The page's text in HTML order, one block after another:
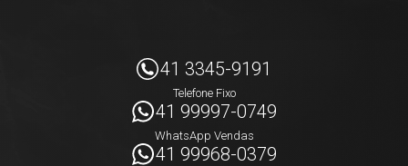
41 3345-9191
Telefone Fixo
41 99997-0749
WhatsApp Vendas
41 99968-0379